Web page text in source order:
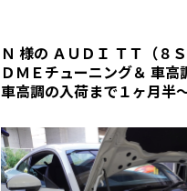
Ｎ 様の ＡＵＤＩ ＴＴ（８Ｓ
ＤＭＥチューニング＆ 車
車高調の入荷まで１ヶ月半